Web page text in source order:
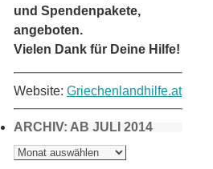
und Spendenpakete,
angeboten.
Vielen Dank für Deine Hilfe!
Website: Griechenlandhilfe.at
ARCHIV: AB JULI 2014
ARCHIV:
AB